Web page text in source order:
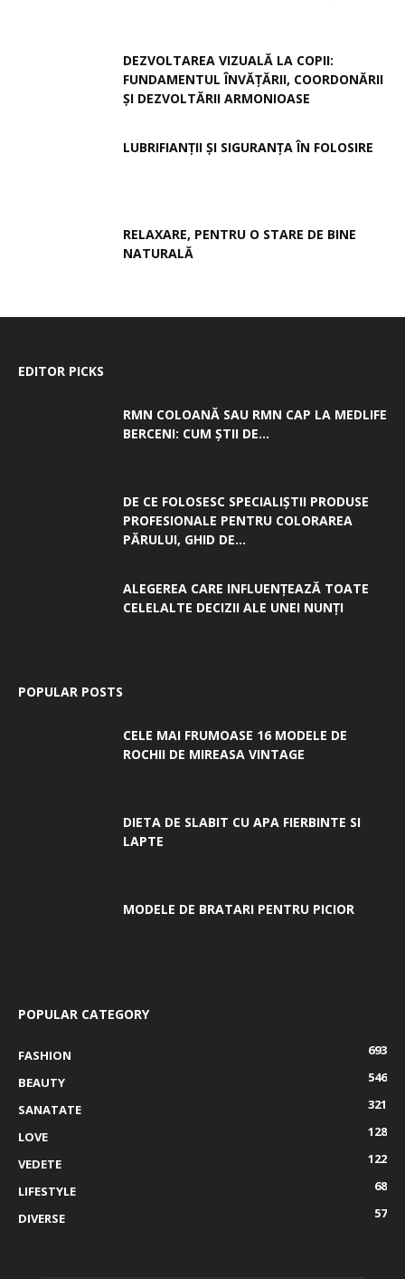
DEZVOLTAREA VIZUALĂ LA COPII:
FUNDAMENTUL ÎNVĂȚĂRII, COORDONĂRII
ȘI DEZVOLTĂRII ARMONIOASE
LUBRIFIANȚII ȘI SIGURANȚA ÎN FOLOSIRE
RELAXARE, PENTRU O STARE DE BINE
NATURALĂ
EDITOR PICKS
RMN COLOANĂ SAU RMN CAP LA MEDLIFE
BERCENI: CUM ȘTII DE...
DE CE FOLOSESC SPECIALIȘTII PRODUSE
PROFESIONALE PENTRU COLORAREA
PĂRULUI, GHID DE...
ALEGEREA CARE INFLUENȚEAZĂ TOATE
CELELALTE DECIZII ALE UNEI NUNȚI
POPULAR POSTS
CELE MAI FRUMOASE 16 MODELE DE
ROCHII DE MIREASA VINTAGE
DIETA DE SLABIT CU APA FIERBINTE SI
LAPTE
MODELE DE BRATARI PENTRU PICIOR
POPULAR CATEGORY
FASHION
693
BEAUTY
546
SANATATE
321
LOVE
128
VEDETE
122
LIFESTYLE
68
DIVERSE
57